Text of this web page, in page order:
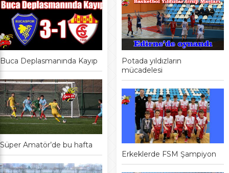
Buca Deplasmanında Kayıp
Süper Amatör’de bu hafta
Potada yıldızların
mücadelesi
Erkeklerde FSM Şampiyon